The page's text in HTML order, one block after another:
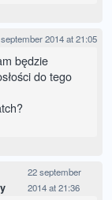
2014 at 21:05
będzie
do tego
22 september
2014 at 21:36